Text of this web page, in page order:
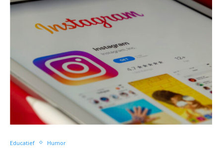
Educatief Humor